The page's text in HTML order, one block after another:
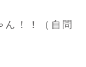
ん！！（自問